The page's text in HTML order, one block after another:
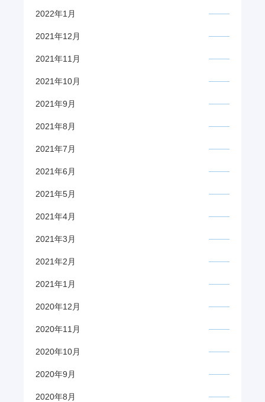
2022年1月
2021年12月
2021年11月
2021年10月
2021年9月
2021年8月
2021年7月
2021年6月
2021年5月
2021年4月
2021年3月
2021年2月
2021年1月
2020年12月
2020年11月
2020年10月
2020年9月
2020年8月